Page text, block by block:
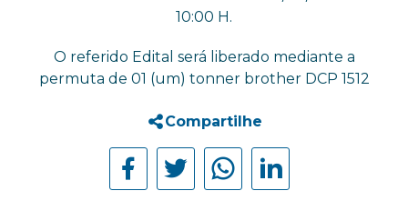
10:00 H.
O referido Edital será liberado mediante a
permuta de 01 (um) tonner brother DCP 1512
Compartilhe